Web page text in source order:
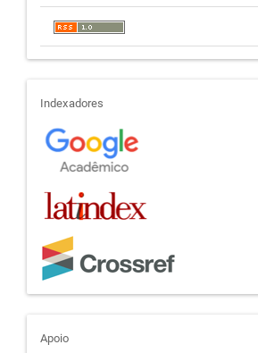
indexadores
Indexadores
Apoio